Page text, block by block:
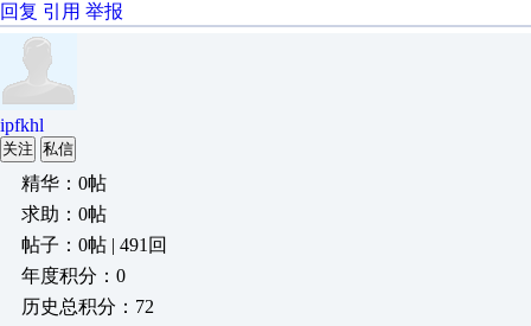
回复 引用 举报
ipfkhl
关注 私信
精华：0帖
求助：0帖
帖子：0帖 | 491回
年度积分：0
历史总积分：72